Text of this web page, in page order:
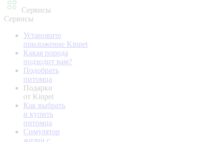
Сервисы
Сервисы
Установите
приложение Kinpet
Какая порода
подходит вам?
Подобрать
питомца
Подарки
от Kinpet
Как выбрать
и купить
питомца
Симулятор
жизни с